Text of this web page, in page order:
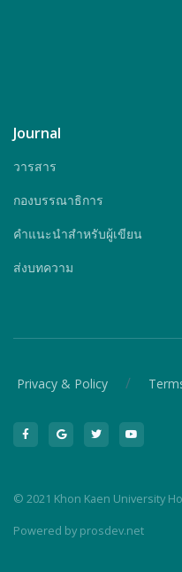
Journal
วารสาร
กองบรรณาธิการ
คำแนะนำสำหรับผู้เขียน
ส่งบทความ
Privacy & Policy /
© 2021 Khon Kaen University
Powered by prosdev.net